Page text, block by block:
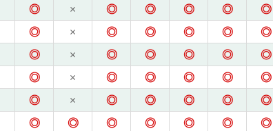
◎ × ◎ ◎ ◎ ◎ ◎
◎ × ◎ ◎ ◎ ◎ ◎
◎ × ◎ ◎ ◎ ◎ ◎
◎ × ◎ ◎ ◎ ◎ ◎
◎ × ◎ ◎ ◎ ◎ ◎
◎ ◎ ◎ ◎ ◎ ◎ ◎